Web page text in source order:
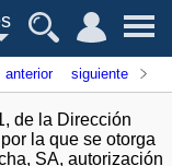
anterior siguiente
de la Dirección
la que se otorga
SA, autorización